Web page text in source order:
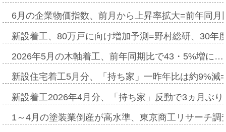
6月の企業物価指数、前月から上昇率拡大=前年同
新設着工、80万戸に向け増加予測=野村総研、30年
2026年5月の木軸着工、前年同期比で43・5%増に…
新設住宅着工5月分、「持ち家」一昨年比は約9%
新設着工2026年4月分、「持ち家」反動で3ヵ月ぶ
1～4月の塗装業倒産が高水準、東京商工リサーチ